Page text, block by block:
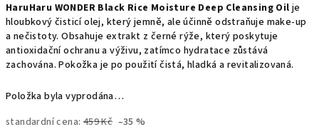
HaruHaru WONDER Black Rice Moisture Deep Cleansing Oilje
hloubkový čisticí olej, který jemně, ale účinně odstraňuje make-up
a nečistoty. Obsahuje extrakt z černé rýže, který poskytuje
antioxidační ochranu a výživu, zatímco hydratace zůstává
zachována. Pokožka je po použití čistá, hladká a revitalizovaná.
Položka byla vyprodána…
standardní cena: 459 Kč –35 %